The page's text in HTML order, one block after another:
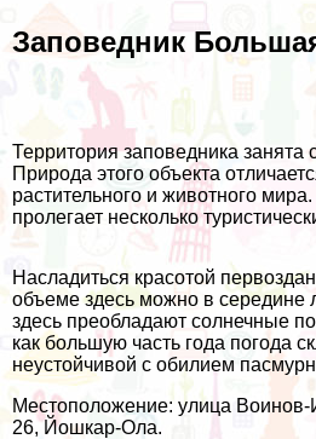
Заповедник
Территория заповедника
Природа этого объекта
растительного и животного
пролегает несколько
Насладиться красотой
объеме здесь можно в середине
здесь преобладают солнечные
как большую часть года погода
неустойчивой с обилием
Местоположение: улица
26, Йошкар-Ола.